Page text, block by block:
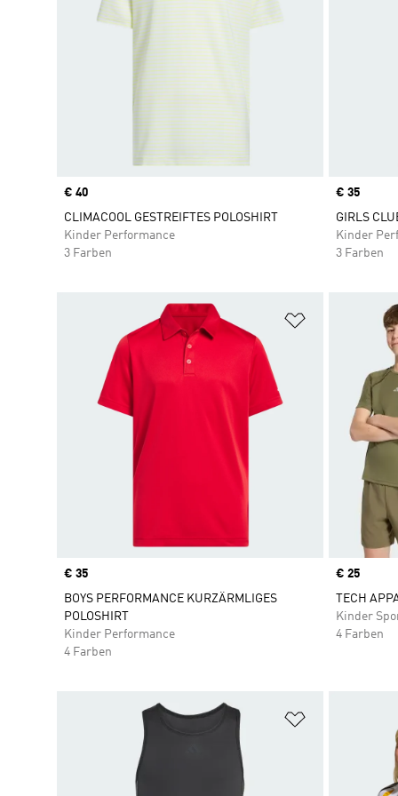
Price
€ 40
CLIMACOOL GESTREIFTES POLOSHIRT
Kinder Performance
3 Farben
Price
€ 35
GIRLS
Kinder
3 Farben
Zur
Price
€ 35
BOYS PERFORMANCE KURZÄRMLIGES
POLOSHIRT
Kinder Performance
4 Farben
Price
€ 25
TECH
Kinder
4 Farben
Zur